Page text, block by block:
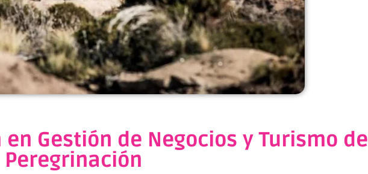
Gestión de Negocios y Turismo de
Peregrinación